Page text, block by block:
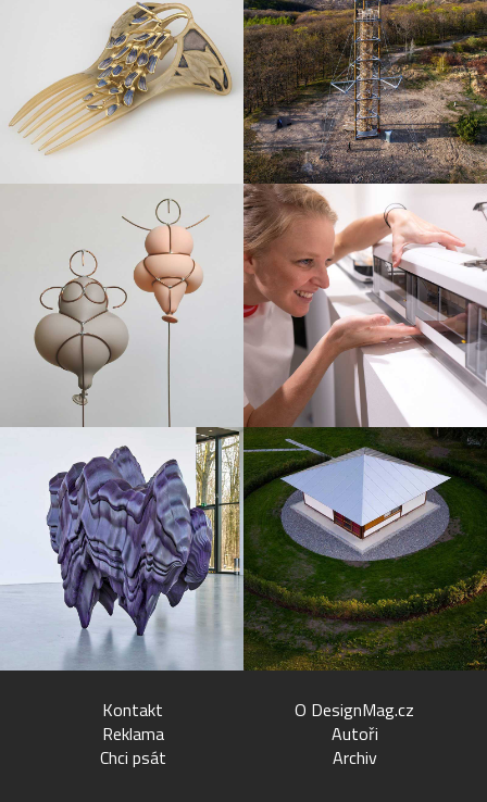
Kontakt
Reklama
Chci psát
O DesignMag.cz
Autoři
Archiv